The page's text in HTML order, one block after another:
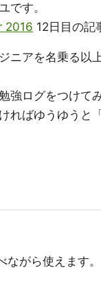
です。
2016 12日目の記
ニアを名乗る以
ログをつけて
ればゆうゆうと
がら使えます。